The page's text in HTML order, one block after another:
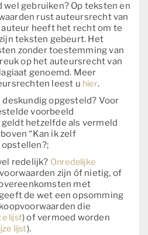
wel gebruiken? Op teksten en
rust auteursrecht van
auteur heeft het recht om te
teksten gebeurt. Het
zonder toestemming van
op het auteursrecht van
genoemd. Meer
leest u hier.
opgesteld? Voor
voorbeeld
hetzelfde als vermeld
“Kan ik zelf
redelijk? Onredelijke
zijn óf nietig, of
met
de wet een opsomming
die
lijst) of vermoed worden
lijst).